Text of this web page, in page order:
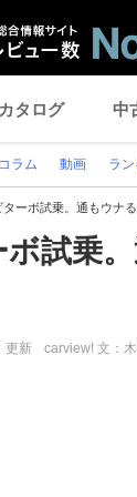
カタログ 中
コラム 動画 ラ
ターボ試乗。通もウナ
試乗
更新 carview! 文：